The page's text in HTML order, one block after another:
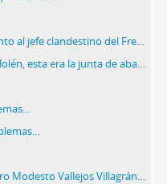
Mujer de Apablaza cuenta su vida junto al jefe clandestino del Frente
Partido Comunista de la Jap de Peñalolén, esta era la junta de abastecimientos y precios
Modesto Vallejos Villagrán…